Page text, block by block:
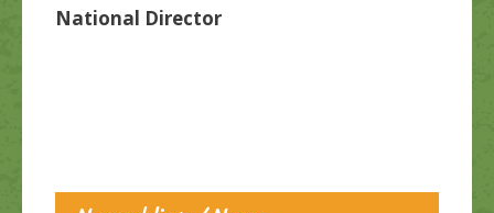
National Director